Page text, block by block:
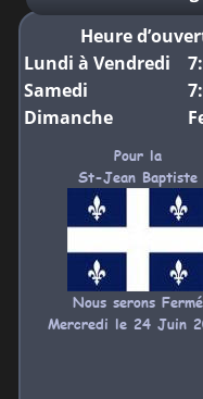
Heure
Lundi à Vendredi
Samedi
Dimanche
Pour la
St-Jean Baptiste
Nous serons Fermé
Mercredi le 24 Juin